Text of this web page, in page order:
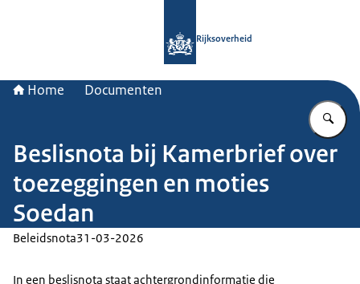
Rijksoverheid
Home Documenten
Beslisnota bij Kamerbrief over
toezeggingen en moties
Soedan
Beleidsnota31-03-2026
In een beslisnota staat achtergrondinformatie die